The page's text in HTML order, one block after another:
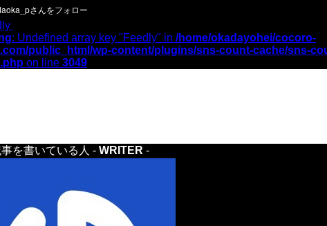
: Undefined array key "Feedly" in /home/okadayohei/cocoro-
public_html/wp-content/plugins/sns-count-cache/sns-
on line 3049
を書いている人 - WRITER -